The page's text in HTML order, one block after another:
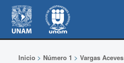
Inicio> Número 1 > Vargas Aceves